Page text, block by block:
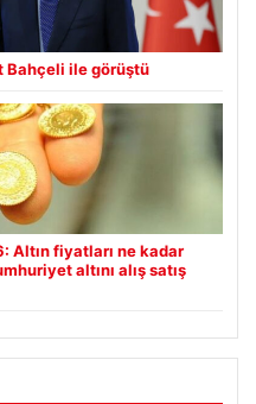
Bahçeli ile görüştü
Altın fiyatları ne kadar
altını alış satış